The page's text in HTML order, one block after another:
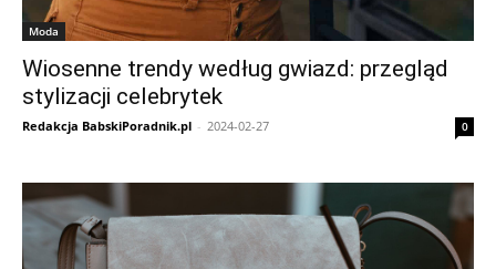
Moda
Wiosenne trendy według gwiazd: przegląd
stylizacji celebrytek
Redakcja BabskiPoradnik.pl - 2024-02-27 0